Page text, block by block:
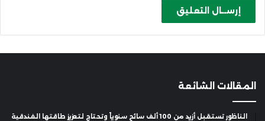
المقالات الشائعة
الناظور تستقبل أزيد من 100 ألف سائح سنوياً وتحتاج لتعزيز طاقتها الفندقية